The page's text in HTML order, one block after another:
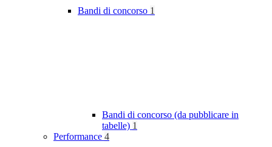
Bandi di concorso 1
Bandi di concorso (da pubblicare in
tabelle) 1
Performance 4